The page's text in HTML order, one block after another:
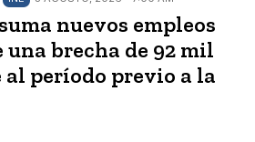
nuevos empleos
brecha de 92 mil
período previo a la